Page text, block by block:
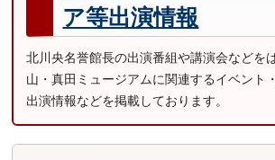
ア等出演情報
北川央名誉館長の出演番組や講演会などを
山・真田ミュージアムに関連するイベント
出演情報などを掲載しております。